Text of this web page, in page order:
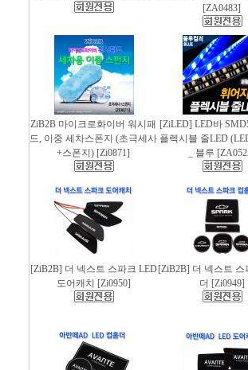
[ZA0483]
ZiB2B 마이크로화이버 워시패
드, 이중 세차스폰지 (초극세사
+스폰지) [Zi0871]
[ZiLED] LED바
플렉시블 줄LED
_ 블루
[ZiB2B] 더 넥스트 스파크 LED
도어캐치 [Zi0950]
[ZiB2B] 더 넥스트 스
더 [Zi0949]